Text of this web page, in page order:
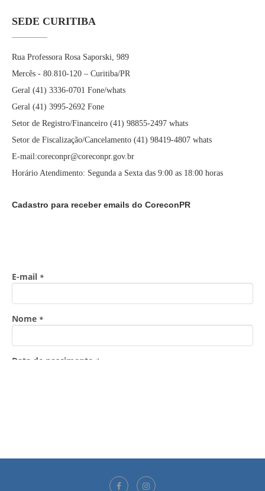
SEDE CURITIBA
Rua Professora Rosa Saporski, 989
Mercês - 80.810-120 – Curitiba/PR
Geral (41) 3336-0701 Fone/whats
Geral (41) 3995-2692 Fone
Setor de Registro/Financeiro (41) 98855-2497 whats
Setor de Fiscalização/Cancelamento (41) 98419-4807 whats
E-mail:coreconpr@coreconpr.gov.br
Horário Atendimento: Segunda a Sexta das 9:00 as 18:00 horas
Cadastro para receber emails do CoreconPR